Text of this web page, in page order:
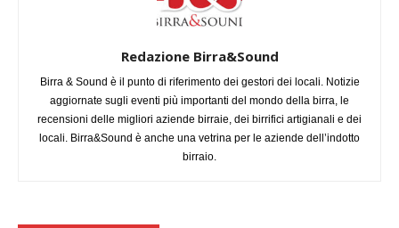
Redazione Birra&Sound
Birra & Sound è il punto di riferimento dei gestori dei locali. Notizie
aggiornate sugli eventi più importanti del mondo della birra, le
recensioni delle migliori aziende birraie, dei birrifici artigianali e dei
locali. Birra&Sound è anche una vetrina per le aziende dell’indotto
birraio.